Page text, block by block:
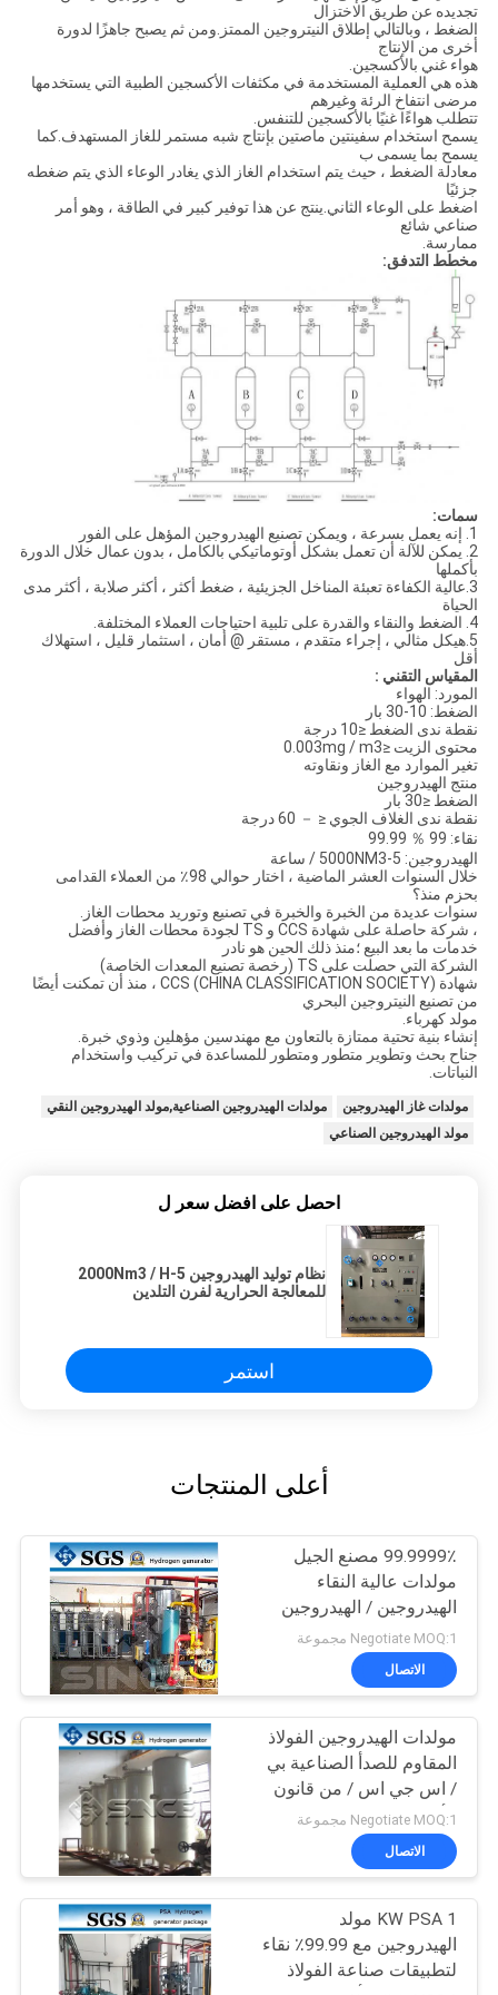
تجديده عن طريق الاختزال
الضغط ، وبالتالي إطلاق النيتروجين الممتز.ومن ثم يصبح جاهزًا لدورة
أخرى من الإنتاج
هواء غني بالأكسجين.
هذه هي العملية المستخدمة في مكثفات الأكسجين الطبية التي يستخدمها
مرضى انتفاخ الرئة وغيرهم
تتطلب هواءًا غنيًا بالأكسجين للتنفس.
يسمح استخدام سفينتين ماصتين بإنتاج شبه مستمر للغاز المستهدف.كما
يسمح بما يسمى ب
معادلة الضغط ، حيث يتم استخدام الغاز الذي يغادر الوعاء الذي يتم ضغطه
جزئيًا
اضغط على الوعاء الثاني.ينتج عن هذا توفير كبير في الطاقة ، وهو أمر
صناعي شائع
ممارسة.
مخطط التدفق:
سمات:
1. إنه يعمل بسرعة ، ويمكن تصنيع الهيدروجين المؤهل على الفور
2. يمكن للآلة أن تعمل بشكل أوتوماتيكي بالكامل ، بدون عمال خلال الدورة
بأكملها
3.عالية الكفاءة تعبئة المناخل الجزيئية ، ضغط أكثر ، أكثر صلابة ، أكثر مدى
الحياة
4. الضغط والنقاء والقدرة على تلبية احتياجات العملاء المختلفة.
5.هيكل مثالي ، إجراء متقدم ، مستقر @ أمان ، استثمار قليل ، استهلاك
أقل
المقياس التقني :
المورد: الهواء
الضغط: 10-30 بار
نقطة ندى الضغط ≤10 درجة
محتوى الزيت ≤0.003mg / m3
تغير الموارد مع الغاز ونقاوته
منتج الهيدروجين
الضغط ≤30 بار
نقطة ندى الغلاف الجوي ≤ － 60 درجة
نقاء: 99 ％ 99.99
الهيدروجين: 5-5000NM3 / ساعة
خلال السنوات العشر الماضية ، اختار حوالي 98٪ من العملاء القدامى
بحزم منذ؟
سنوات عديدة من الخبرة والخبرة في تصنيع وتوريد محطات الغاز.
، شركة حاصلة على شهادة CCS و TS لجودة محطات الغاز وأفضل
خدمات ما بعد البيع ؛منذ ذلك الحين هو نادر
الشركة التي حصلت على TS (رخصة تصنيع المعدات الخاصة)
شهادة CCS (CHINA CLASSIFICATION SOCIETY) ، منذ أن تمكنت أيضًا
من تصنيع النيتروجين البحري
مولد كهرباء.
إنشاء بنية تحتية ممتازة بالتعاون مع مهندسين مؤهلين وذوي خبرة.
جناح بحث وتطوير متطور ومتطور للمساعدة في تركيب واستخدام
النباتات.
مولدات غاز الهيدروجين
مولدات الهيدروجين الصناعية,مولد الهيدروجين النقي
مولد الهيدروجين الصناعي
احصل على افضل سعر ل
نظام توليد الهيدروجين 5-2000Nm3 / H
للمعالجة الحرارية لفرن التلدين
استمر
أعلى المنتجات
99.9999٪ مصنع الجيل
مولدات عالية النقاء
الهيدروجين / الهيدروجين
Negotiate MOQ:1 مجموعة
الاتصال
مولدات الهيدروجين الفولاذ
المقاوم للصدأ الصناعية بي
/ اس جي اس / من قانون
الأحوال المدنية / ISO
الموافقة
Negotiate MOQ:1 مجموعة
الاتصال
1 KW PSA مولد
الهيدروجين مع 99.99٪ نقاء
لتطبيقات صناعة الفولاذ